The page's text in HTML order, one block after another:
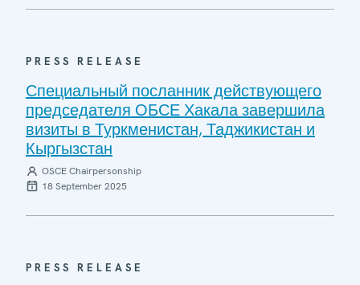
PRESS RELEASE
Специальный посланник действующего
председателя ОБСЕ Хакала завершила
визиты в Туркменистан, Таджикистан и
Кыргызстан
OSCE Chairpersonship
18 September 2025
PRESS RELEASE